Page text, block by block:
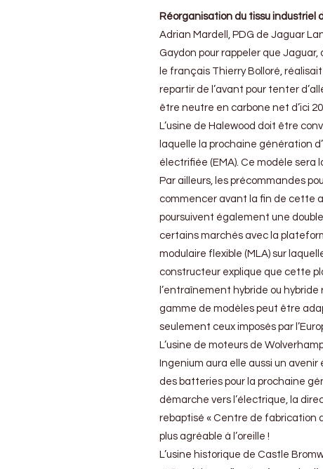
Réorganisation du tissu industriel
Adrian Mardell, PDG de Jaguar
Gaydon pour rappeler que Jaguar,
le français Thierry Bolloré,
repartir de l’avant pour tenter
être neutre en carbone net d’ici
L’usine de Halewood doit être
laquelle la prochaine génération
électrifiée (EMA). Ce modèle sera
Par ailleurs, les précommandes
commencer avant la fin de cette
poursuivent également une
certains marchés avec la
modulaire flexible (MLA) sur
constructeur explique que cette
l’entraînement hybride ou
gamme de modèles peut être
seulement ceux imposés par
L’usine de moteurs de
Ingenium aura elle aussi un
des batteries pour la prochaine
démarche vers l’électrique, la
rebaptisé « Centre de fabrication
plus agréable à l’oreille !
L’usine historique de Castle